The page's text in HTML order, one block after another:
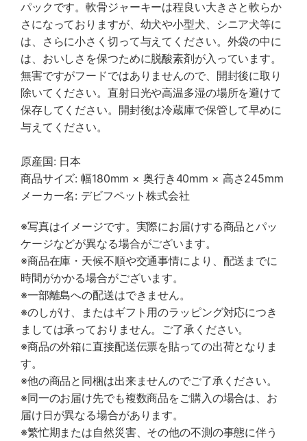
パックです。軟骨ジャーキーは程良い大きさと軟らか
さになっておりますが、幼犬や小型犬、シニア犬等に
は、さらに小さく切って与えてください。外袋の中に
は、おいしさを保つために脱酸素剤が入っています。
無害ですがフードではありませんので、開封後に取り
除いてください。直射日光や高温多湿の場所を避けて
保存してください。開封後は冷蔵庫で保管して早めに
与えてください。
原産国: 日本
商品サイズ: 幅180mm × 奥行き40mm × 高さ245mm
メーカー名: デビフペット株式会社
※写真はイメージです。実際にお届けする商品とパッ
ケージなどが異なる場合がございます。
※商品在庫・天候不順や交通事情により、配送までに
時間がかかる場合がございます。
※一部離島への配送はできません。
※のしがけ、またはギフト用のラッピング対応につき
ましては承っておりません。ご了承ください。
※商品の外箱に直接配送伝票を貼っての出荷となりま
す。
※他の商品と同梱は出来ませんのでご了承ください。
※同一のお届け先でも複数商品をご購入の場合は、お
届け日が異なる場合があります。
※繁忙期または自然災害、その他の不測の事態に伴う